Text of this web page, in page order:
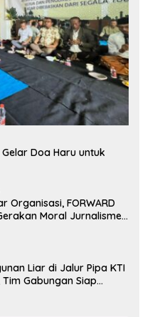
Doa Haru untuk
Organisasi, FORWARD
Moral Jurnalisme
Liar di Jalur Pipa KTI
Gabungan Siap